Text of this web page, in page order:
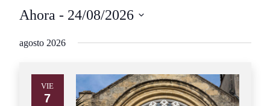
Ahora - 24/08/2026
fecha.
agosto 2026
VIE
7